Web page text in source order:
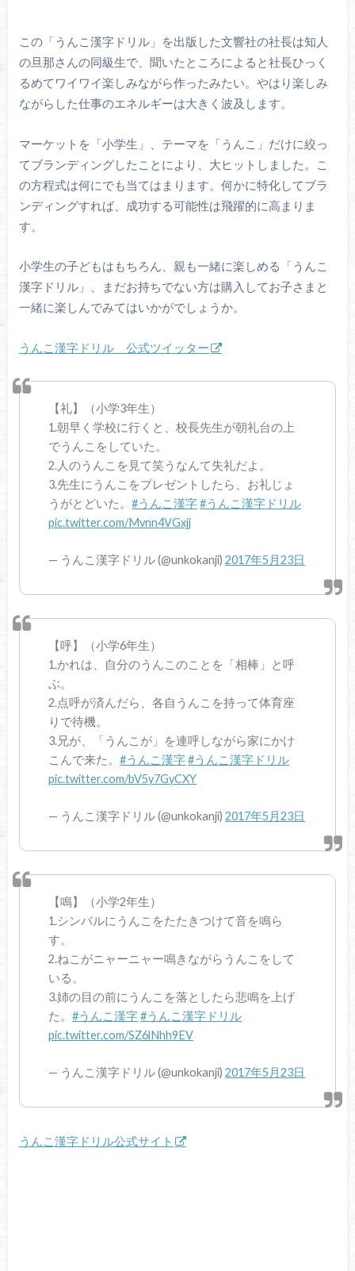
この「うんこ漢字ドリル」を出版した文響社の社長は知人
の旦那さんの同級生で、聞いたところによると社長ひっく
るめてワイワイ楽しみながら作ったみたい。やはり楽しみ
ながらした仕事のエネルギーは大きく波及します。
マーケットを「小学生」、テーマを「うんこ」だけに絞っ
てブランディングしたことにより、大ヒットしました。こ
の方程式は何にでも当てはまります。何かに特化してブラ
ンディングすれば、成功する可能性は飛躍的に高まりま
す。
小学生の子どもはもちろん、親も一緒に楽しめる「うんこ
漢字ドリル」、まだお持ちでない方は購入してお子さまと
一緒に楽しんでみてはいかがでしょうか。
うんこ漢字ドリル 公式ツイッター
【礼】（小学3年生）
1.朝早く学校に行くと、校長先生が朝礼台の上
でうんこをしていた。
2.人のうんこを見て笑うなんて失礼だよ。
3.先生にうんこをプレゼントしたら、お礼じょ
うがとどいた。#うんこ漢字#うんこ漢字ドリル
pic.twitter.com/Mvnn4VGxjj
— うんこ漢字ドリル (@unkokanji)2017年5月23日
【呼】（小学6年生）
1.かれは、自分のうんこのことを「相棒」と呼
ぶ。
2.点呼が済んだら、各自うんこを持って体育座
りで待機。
3.兄が、「うんこが」を連呼しながら家にかけ
こんで来た。#うんこ漢字#うんこ漢字ドリル
pic.twitter.com/bV5y7GyCXY
— うんこ漢字ドリル (@unkokanji)2017年5月23日
【鳴】（小学2年生）
1.シンバルにうんこをたたきつけて音を鳴ら
す。
2.ねこがニャーニャー鳴きながらうんこをして
いる。
3.姉の目の前にうんこを落としたら悲鳴を上げ
た。#うんこ漢字#うんこ漢字ドリル
pic.twitter.com/SZ6lNhh9EV
— うんこ漢字ドリル (@unkokanji)2017年5月23日
うんこ漢字ドリル公式サイト